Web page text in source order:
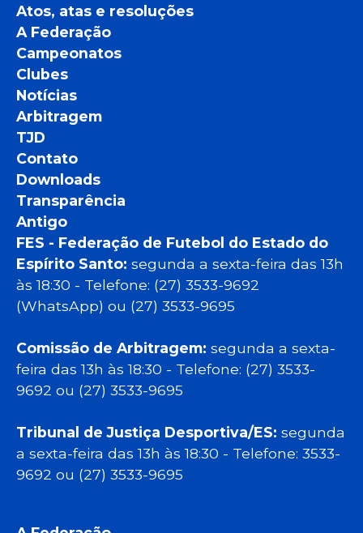
Atos, atas e resoluções
A Federação
Campeonatos
Clubes
Notícias
Arbitragem
TJD
Contato
Downloads
Transparência
Antigo
FES - Federação de Futebol do Estado do
Espírito Santo: segunda a sexta-feira das 13h
às 18:30 - Telefone: (27) 3533-9692
(WhatsApp) ou (27) 3533-9695
Comissão de Arbitragem: segunda a sexta-
feira das 13h às 18:30 - Telefone: (27) 3533-
9692 ou (27) 3533-9695
Tribunal de Justiça Desportiva/ES: segunda
a sexta-feira das 13h às 18:30 - Telefone: 3533-
9692 ou (27) 3533-9695